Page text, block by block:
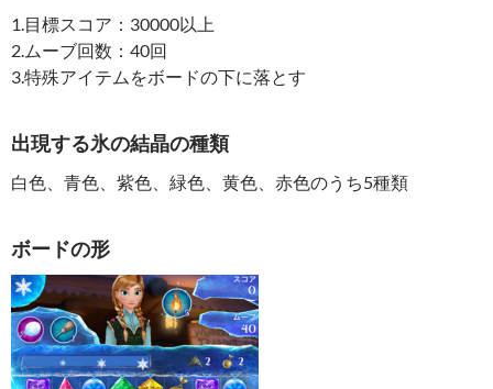
1.目標スコア：30000以上
2.ムーブ回数：40回
3.特殊アイテムをボードの下に落とす
出現する氷の結晶の種類
白色、青色、紫色、緑色、黄色、赤色のうち5種類
ボードの形